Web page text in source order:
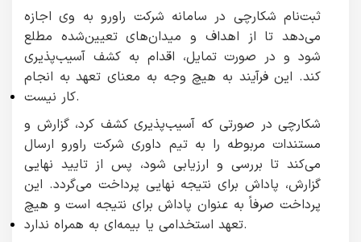
ثبت‌نام شکارچی در سامانه شرکت راورو به وی اجازه
می‌دهد تا از اهداف و میدان‌های تعیین‌شده مطلع
شود و در صورت تمایل، اقدام به کشف آسیب‌پذیری
کند. این فرآیند به هیچ وجه به معنای تعهد به انجام
کار نیست.
شکارچی در صورتی که آسیب‌پذیری کشف کرد، گزارش و
مستندات مربوطه را به تیم داوری شرکت راورو ارسال
می‌کند تا بررسی و ارزیابی شود، پس از تایید نهایی
گزارش، پاداش برای نتیجه نهایی پرداخت می‌گردد. این
پرداخت صرفاً به عنوان پاداش برای نتیجه است و هیچ
تعهد استخدامی یا بیمه‌ای به همراه ندارد.